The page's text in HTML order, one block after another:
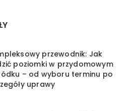
przewodnik: Jak
poziomki w przydomowym
– od wyboru terminu po
uprawy